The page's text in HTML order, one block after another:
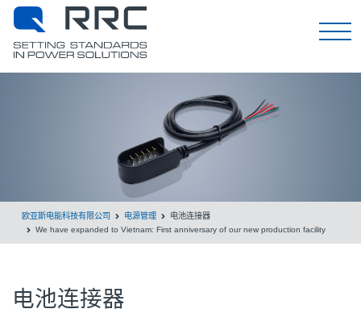
EN
欧亚斯电能科技有限公司 电源管理
电池连接器
We have expanded to Vietnam: First anniversary of our new production facility
电池连接器